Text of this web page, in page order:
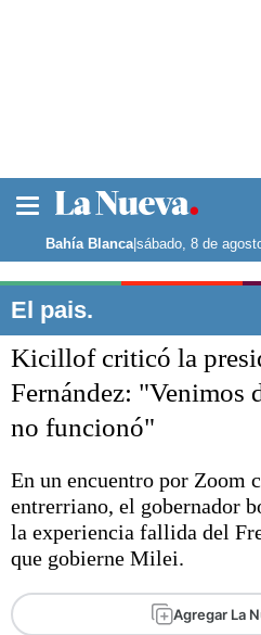
Noticias
La
El
Liga
Arte y cultura
Bahía Blanca|sábado, 8 de
El pais.
Kicillof criticó la
Fernández: "Venimos
no funcionó"
En un encuentro por Zoom
entrerriano, el gobernador
la experiencia fallida del
que gobierne Milei.
Agregar La